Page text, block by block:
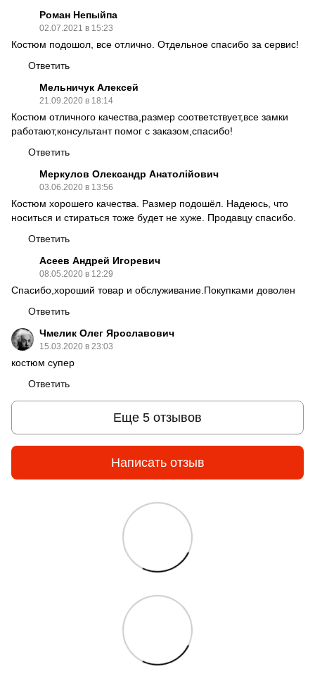
Роман Непыйпа
02.07.2021 в 15:23
Костюм подошол, все отлично. Отдельное спасибо за сервис!
Ответить
Мельничук Алексей
21.09.2020 в 18:14
Костюм отличного качества,размер соответствует,все замки
работают,консультант помог с заказом,спасибо!
Ответить
Меркулов Олександр Анатолійович
03.06.2020 в 13:56
Костюм хорошего качества. Размер подошёл. Надеюсь, что
носиться и стираться тоже будет не хуже. Продавцу спасибо.
Ответить
Асеев Андрей Игоревич
08.05.2020 в 12:29
Спасибо,хороший товар и обслуживание.Покупками доволен
Ответить
Чмелик Олег Ярославович
15.03.2020 в 23:03
костюм супер
Ответить
Еще 5 отзывов
Написать отзыв